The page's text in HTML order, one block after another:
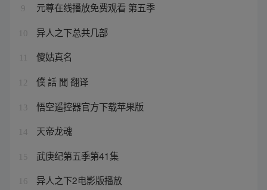
9 元尊在线播放免费观看 第五季
10 异人之下总共几部
傻姑真名
12 僕 話 聞 翻译
13 悟空遥控器官方下载苹果版
14 天帝龙魂
15 武庚纪第五季第41集
16 异人之下2电影版播放